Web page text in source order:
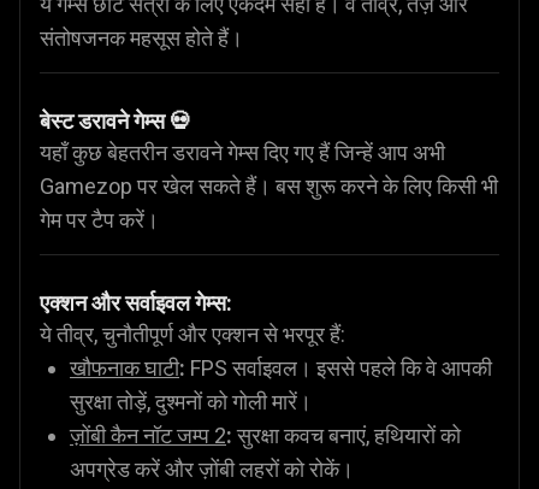
संतोषजनक महसूस होते हैं।
बेस्ट डरावने गेम्स 💀
यहाँ कुछ बेहतरीन डरावने गेम्स दिए गए हैं जिन्हें आप अभी
Gamezop पर खेल सकते हैं। बस शुरू करने के लिए किसी भी
गेम पर टैप करें।
एक्शन और सर्वाइवल गेम्स:
ये तीव्र, चुनौतीपूर्ण और एक्शन से भरपूर हैं:
खौफनाक घाटी: FPS सर्वाइवल। इससे पहले कि वे आपकी
सुरक्षा तोड़ें, दुश्मनों को गोली मारें।
ज़ोंबी कैन नॉट जम्प 2:सुरक्षा कवच बनाएं, हथियारों को
अपग्रेड करें और ज़ोंबी लहरों को रोकें।